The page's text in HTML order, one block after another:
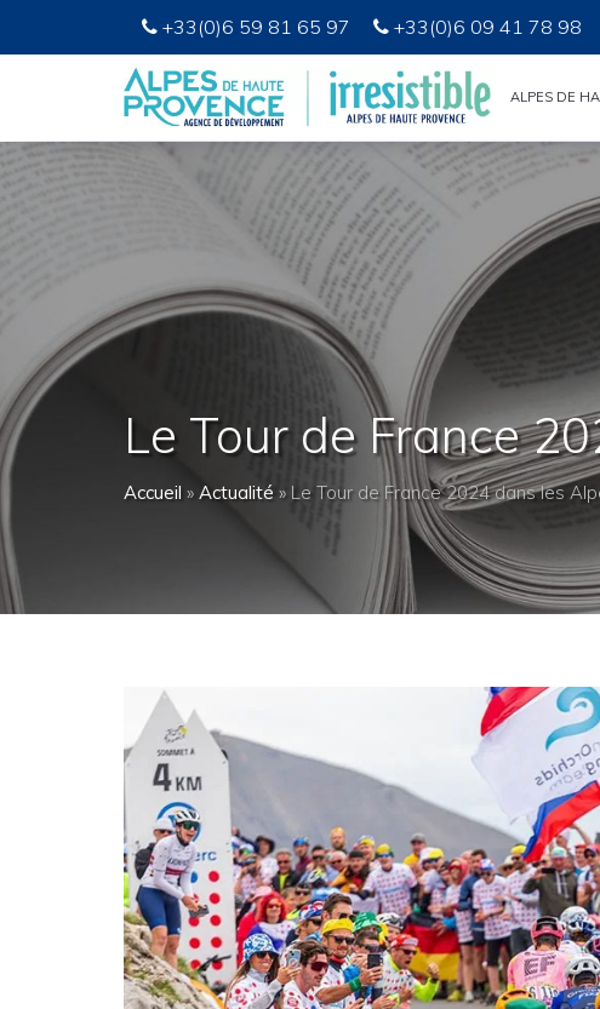
+33(0)6 59 81 65 97 +33(0)6 09 41 78 98
ALPES DE
Le Tour de France
Accueil » Actualité » Le Tour de France 2024 dans les